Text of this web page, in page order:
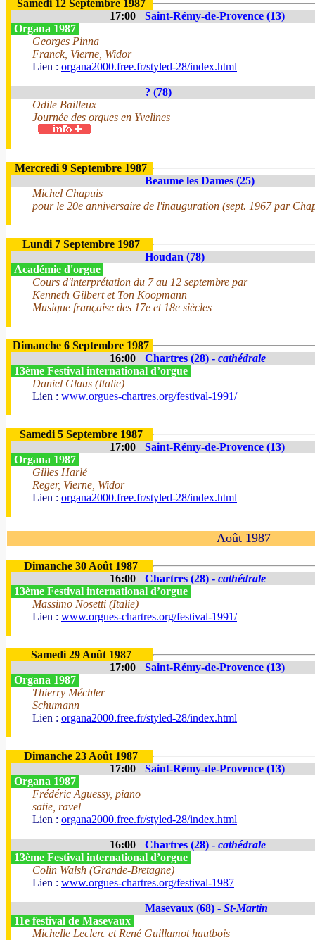
Samedi 12 Septembre 1987
17:00
Saint-Rémy-de-Provence (13)
Organa 1987
Georges Pinna
Franck, Vierne, Widor
Lien : organa2000.free.fr/styled-28/index.html
? (78)
Odile Bailleux
Journée des orgues en Yvelines
Mercredi 9 Septembre 1987
Beaume les Dames (25)
Michel Chapuis
pour le 20e anniversaire de l'inauguration (sept. 1967 par
Lundi 7 Septembre 1987
Houdan (78)
Académie d'orgue
Cours d'interprétation du 7 au 12 septembre par
Kenneth Gilbert et Ton Koopmann
Musique française des 17e et 18e siècles
Dimanche 6 Septembre 1987
16:00
Chartres (28) - cathédrale
13ème Festival international d’orgue
Daniel Glaus (Italie)
Lien : www.orgues-chartres.org/festival-1991/
Samedi 5 Septembre 1987
17:00
Saint-Rémy-de-Provence (13)
Organa 1987
Gilles Harlé
Reger, Vierne, Widor
Lien : organa2000.free.fr/styled-28/index.html
Août 1987
Dimanche 30 Août 1987
16:00
Chartres (28) - cathédrale
13ème Festival international d’orgue
Massimo Nosetti (Italie)
Lien : www.orgues-chartres.org/festival-1991/
Samedi 29 Août 1987
17:00
Saint-Rémy-de-Provence (13)
Organa 1987
Thierry Méchler
Schumann
Lien : organa2000.free.fr/styled-28/index.html
Dimanche 23 Août 1987
17:00
Saint-Rémy-de-Provence (13)
Organa 1987
Frédéric Aguessy, piano
satie, ravel
Lien : organa2000.free.fr/styled-28/index.html
16:00 Chartres (28) - cathédrale
13ème Festival international d’orgue
Colin Walsh (Grande-Bretagne)
Lien : www.orgues-chartres.org/festival-1987
Masevaux (68) - St-Martin
11e festival de Masevaux
Michelle Leclerc et René Guillamot hautbois